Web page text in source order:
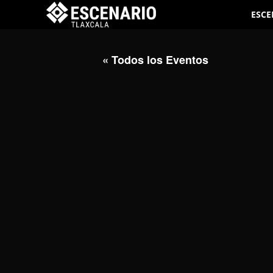
« Todos los Eventos